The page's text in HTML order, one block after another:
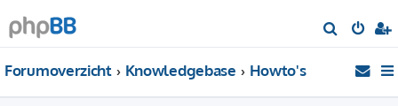
o
Forumoverzicht Knowledgebase Howto's